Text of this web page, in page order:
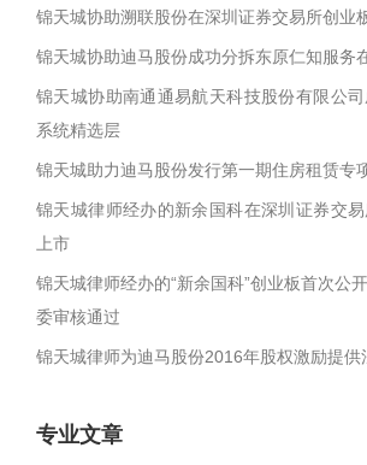
锦天城协助溯联股份在深圳证券交易所创业
锦天城协助迪马股份成功分拆东原仁知服务
锦天城协助南通通易航天科技股份有限公
系统精选层
锦天城助力迪马股份发行第一期住房租赁专
锦天城律师经办的新余国科在深圳证券交
上市
锦天城律师经办的“新余国科”创业板首次公
委审核通过
锦天城律师为迪马股份2016年股权激励提供
专业文章